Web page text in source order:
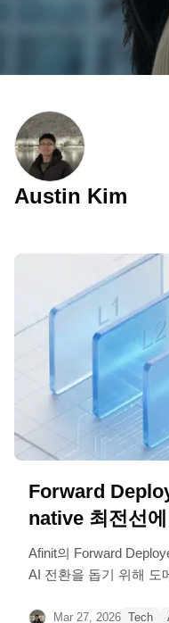
Austin Kim
Forward
native 최전선
Afinit의 Forward
AI 전환을 돕기 위해 도메인을
Mar 27, 2026 Tech